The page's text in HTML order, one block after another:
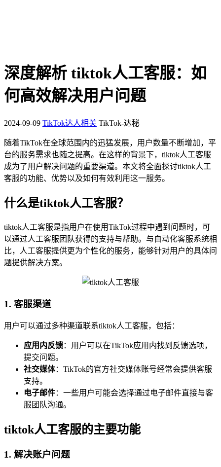
深度解析 tiktok人工客服：如
何高效解决用户问题
2024-09-09 TikTok达人相关 TikTok-达秘
随着TikTok在全球范围内的迅猛发展，用户数量不断增加，平
台的服务需求也随之提高。在这样的背景下，tiktok人工客服
成为了用户解决问题的重要渠道。本文将全面探讨tiktok人工
客服的功能、优势以及如何有效利用这一服务。
什么是tiktok人工客服？
tiktok人工客服是指用户在使用TikTok过程中遇到问题时，可
以通过人工客服团队获得的支持与帮助。与自动化客服系统相
比，人工客服提供更为个性化的服务，能够针对用户的具体问
题提供解决方案。
1. 客服渠道
用户可以通过多种渠道联系tiktok人工客服，包括：
应用内反馈：用户可以在TikTok应用内找到反馈选项，
提交问题。
社交媒体：TikTok的官方社交媒体账号经常会提供客服
支持。
电子邮件：一些用户可能会选择通过电子邮件直接与客
服团队沟通。
tiktok人工客服的主要功能
1. 解决账户问题